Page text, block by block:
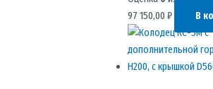
97 150,00 ₽ В